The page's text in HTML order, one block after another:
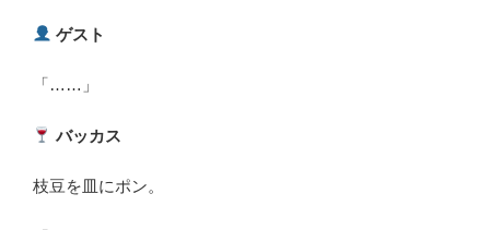
ゲスト
「……」
バッカス
枝豆を皿にポン。